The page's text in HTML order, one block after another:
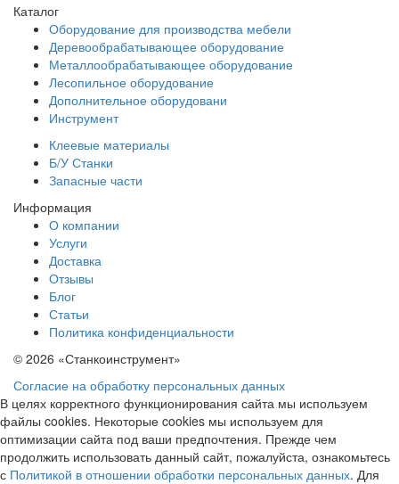
Каталог
Оборудование для производства мебели
Деревообрабатывающее оборудование
Металлообрабатывающее оборудование
Лесопильное оборудование
Дополнительное оборудовани
Инструмент
Клеевые материалы
Б/У Станки
Запасные части
Информация
О компании
Услуги
Доставка
Отзывы
Блог
Статьи
Политика конфиденциальности
© 2026 «Станкоинструмент»
Согласие на обработку персональных данных
В целях корректного функционирования сайта мы используем
файлы cookies. Некоторые cookies мы используем для
оптимизации сайта под ваши предпочтения. Прежде чем
продолжить использовать данный сайт, пожалуйста, ознакомьтесь
с Политикой в отношении обработки персональных данных. Для